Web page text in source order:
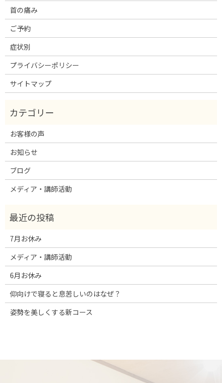
首の痛み
ご予約
症状別
プライバシーポリシー
サイトマップ
お客様の声
お知らせ
ブログ
メディア・講師活動
7月お休み
メディア・講師活動
6月お休み
仰向けで寝ると息苦しいのはなぜ？
姿勢を美しくする新コース